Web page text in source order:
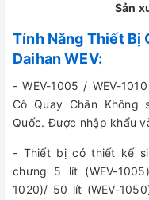
Sản
Tính Năng Thiết Bị
Daihan WEV:
- WEV-1005 / WEV-
Cô Quay Chân Không
Quốc. Được nhập khẩu
- Thiết bị có thiết kế
chưng 5 lít (WEV-
1020)/ 50 lít (WEV-